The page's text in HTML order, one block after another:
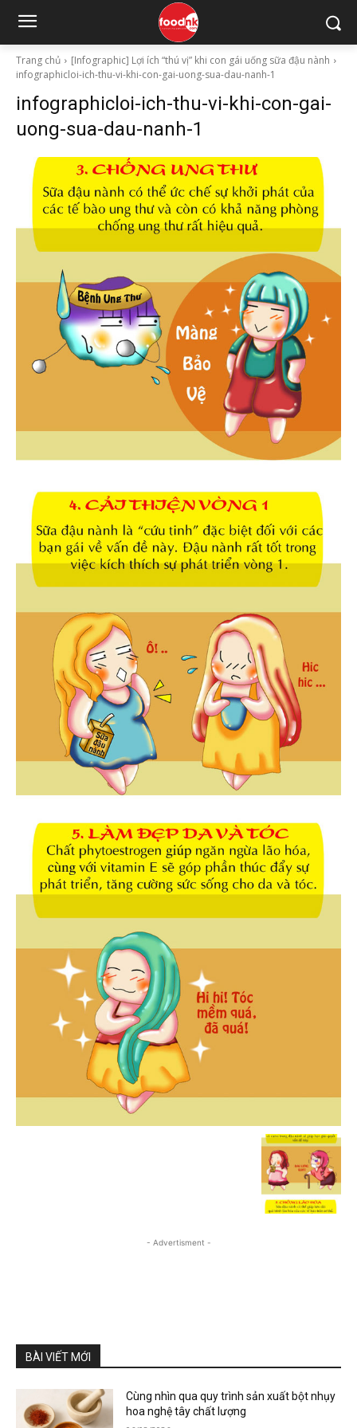
Trang chủ
[Infographic] Lợi ích “thú vị” khi con gái uống sữa đậu nành
infographicloi-ich-thu-vi-khi-con-gai-uong-sua-dau-nanh-1
infographicloi-ich-thu-vi-khi-con-gai-
uong-sua-dau-nanh-1
- Advertisment -
BÀI VIẾT MỚI
Cùng nhìn qua quy trình sản xuất bột nhụy
hoa nghệ tây chất lượng